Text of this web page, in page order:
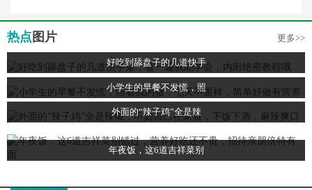
热点 图片 更多>>
好吃到舔盘子的几道快手
小学生的早餐不发慌，照
外面的“辣子鸡”全是辣
年夜饭，这6道吉祥菜别